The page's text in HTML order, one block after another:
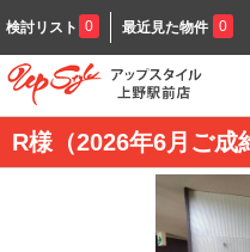
検討リスト 0 最近見た物件 0
R様（2026年6月ご成